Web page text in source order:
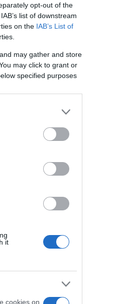
opt-out of the
list of downstream
on the IAB’s List of
may gather and store
may click to grant or
specified purposes
it
cookies on